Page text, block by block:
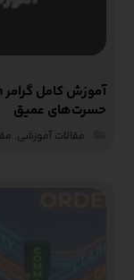
مقالات آموزشی‌,